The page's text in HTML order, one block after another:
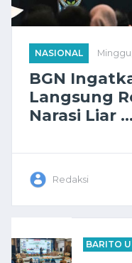
NASIONAL
BGN
Langsung
Narasi Liar ...
Redaksi
BARITO